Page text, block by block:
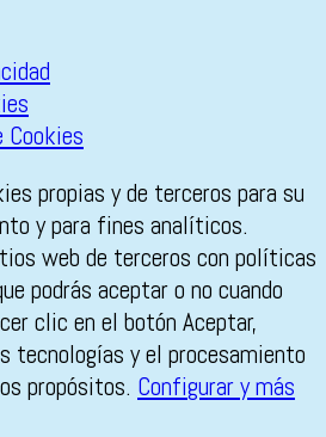
Cookies
propias y de terceros para su
y para fines analíticos.
web de terceros con políticas
podrás aceptar o no cuando
clic en el botón Aceptar,
tecnologías y el procesamiento
propósitos. Configurar y más